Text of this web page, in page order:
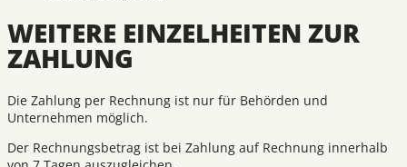
WEITERE EINZELHEITEN ZUR
ZAHLUNG
Die Zahlung per Rechnung ist nur für Behörden und
Unternehmen möglich.
Der Rechnungsbetrag ist bei Zahlung auf Rechnung innerhalb